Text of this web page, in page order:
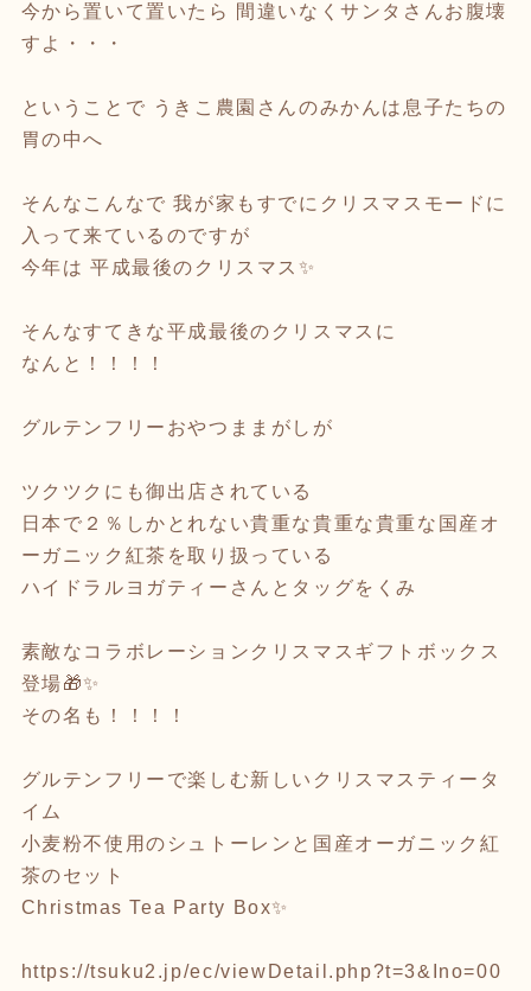
今から置いて置いたら 間違いなくサンタさんお腹壊
すよ・・・
ということで うきこ農園さんのみかんは息子たちの
胃の中へ
そんなこんなで 我が家もすでにクリスマスモードに
入って来ているのですが
今年は 平成最後のクリスマス✨
そんなすてきな平成最後のクリスマスに
なんと！！！！
グルテンフリーおやつままがしが
ツクツクにも御出店されている
日本で２％しかとれない貴重な貴重な貴重な国産オ
ーガニック紅茶を取り扱っている
ハイドラルヨガティーさんとタッグをくみ
素敵なコラボレーションクリスマスギフトボックス
登場🎁✨
その名も！！！！
グルテンフリーで楽しむ新しいクリスマスティータ
イム
小麦粉不使用のシュトーレンと国産オーガニック紅
茶のセット
Christmas Tea Party Box✨
https://tsuku2.jp/ec/viewDetail.php?t=3&Ino=00